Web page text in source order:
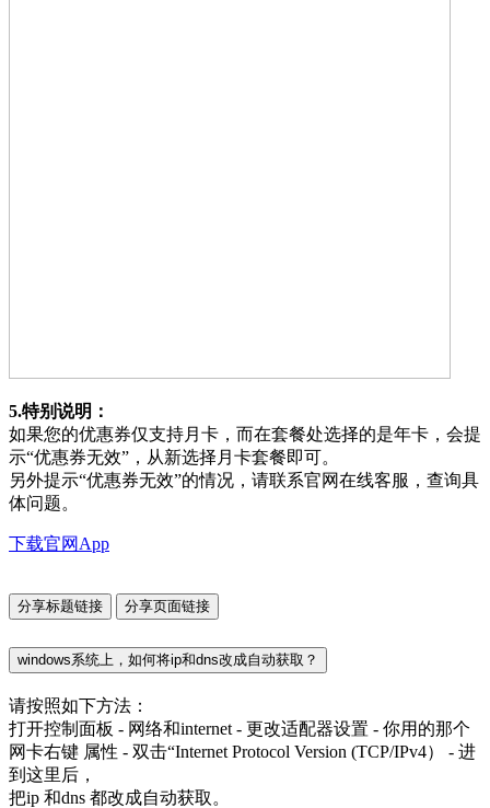
5.特别说明：
如果您的优惠券仅支持月卡，而在套餐处选择的是年卡，会提
示“优惠券无效”，从新选择月卡套餐即可。
另外提示“优惠券无效”的情况，请联系官网在线客服，查询具
体问题。
下载官网App
分享标题链接 分享页面链接
windows系统上，如何将ip和dns改成自动获取？
请按照如下方法：
打开控制面板 - 网络和internet - 更改适配器设置 - 你用的那个
网卡右键 属性 - 双击“Internet Protocol Version (TCP/IPv4） - 进
到这里后，
把ip 和dns 都改成自动获取。